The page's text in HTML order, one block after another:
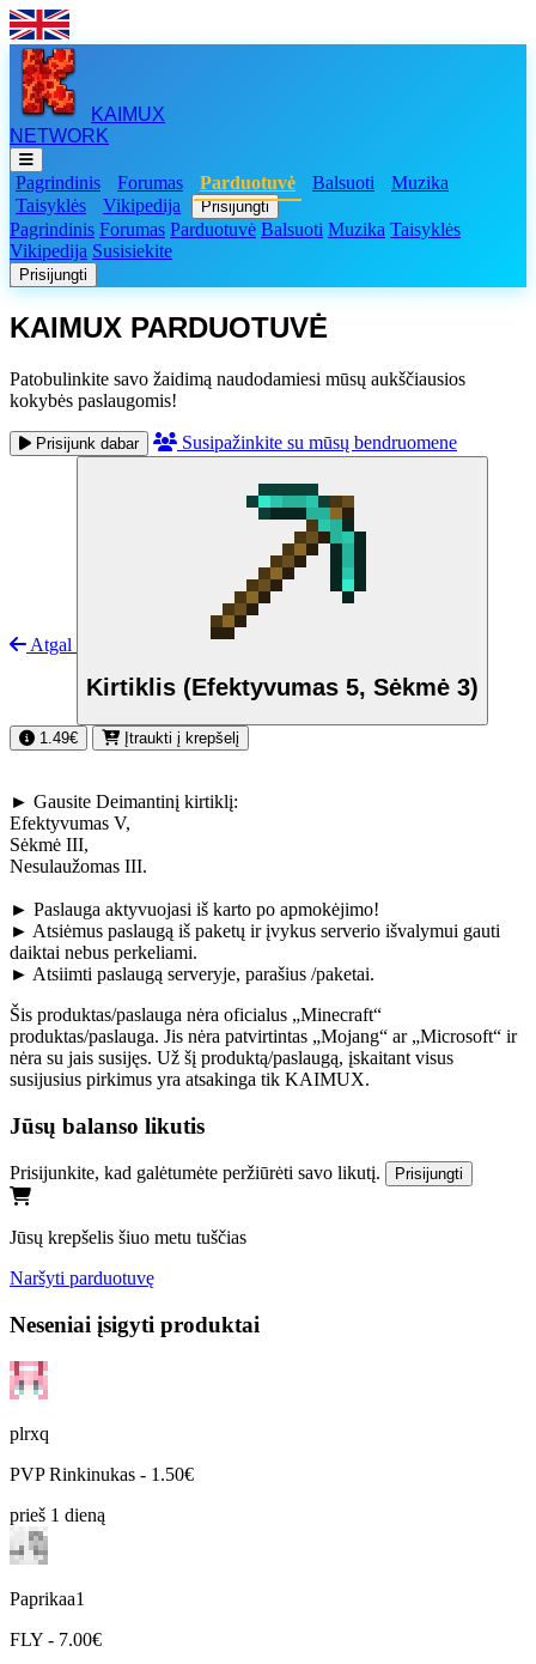
KAIMUX
NETWORK
Pagrindinis Forumas Parduotuvė Balsuoti
Muzika
Taisyklės
Vikipedija Prisijungti
Pagrindinis Forumas Parduotuvė Balsuoti Muzika Taisyklės
Vikipedija Susisiekite
Prisijungti
KAIMUX PARDUOTUVĖ
Patobulinkite savo žaidimą naudodamiesi mūsų aukščiausios
kokybės paslaugomis!
Prisijunk dabar Susipažinkite su mūsų bendruomene
Atgal
Kirtiklis (Efektyvumas 5, Sėkmė 3)
1.49€ Įtraukti į krepšelį
► Gausite Deimantinį kirtiklį:
Efektyvumas V,
Sėkmė III,
Nesulaužomas III.
► Paslauga aktyvuojasi iš karto po apmokėjimo!
► Atsiėmus paslaugą iš paketų ir įvykus serverio išvalymui gauti
daiktai nebus perkeliami.
► Atsiimti paslaugą serveryje, parašius /paketai.
Šis produktas/paslauga nėra oficialus „Minecraft“
produktas/paslauga. Jis nėra patvirtintas „Mojang“ ar „Microsoft“ ir
nėra su jais susijęs. Už šį produktą/paslaugą, įskaitant visus
susijusius pirkimus yra atsakinga tik KAIMUX.
Jūsų balanso likutis
Prisijunkite, kad galėtumėte peržiūrėti savo likutį. Prisijungti
Jūsų krepšelis šiuo metu tuščias
Naršyti parduotuvę
Neseniai įsigyti produktai
plrxq
PVP Rinkinukas - 1.50€
prieš 1 dieną
Paprikaa1
FLY - 7.00€